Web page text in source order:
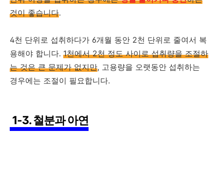
것이 좋습니다.
4천 단위로 섭취하다가 6개월 동안 2천 단위로 줄여서 복
용해야 합니다. 1천에서 2천 정도 사이로 섭취량을 조절하
는 것은 큰 문제가 없지만, 고용량을 오랫동안 섭취하는
경우에는 조절이 필요합니다.
1-3. 철분과 아연